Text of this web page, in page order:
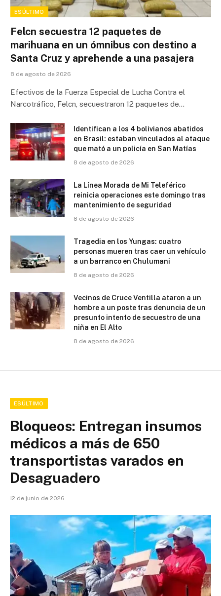
ESÚLTIMO
Felcn secuestra 12 paquetes de
marihuana en un ómnibus con destino a
Santa Cruz y aprehende a una pasajera
8 de agosto de 2026
Efectivos de la Fuerza Especial de Lucha Contra el
Narcotráfico, Felcn, secuestraron 12 paquetes de…
Identifican a los 4 bolivianos abatidos
en Brasil: estaban vinculados al ataque
que mató a un policía en San Matías
8 de agosto de 2026
La Línea Morada de Mi Teleférico
reinicia operaciones este domingo tras
mantenimiento de seguridad
8 de agosto de 2026
Tragedia en los Yungas: cuatro
personas mueren tras caer un vehículo
a un barranco en Chulumani
8 de agosto de 2026
Vecinos de Cruce Ventilla ataron a un
hombre a un poste tras denuncia de un
presunto intento de secuestro de una
niña en El Alto
8 de agosto de 2026
ESÚLTIMO
Bloqueos: Entregan insumos
médicos a más de 650
transportistas varados en
Desaguadero
12 de junio de 2026